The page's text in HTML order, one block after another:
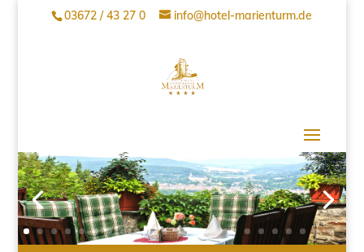
03672 / 43 27 0 info@hotel-marienturm.de